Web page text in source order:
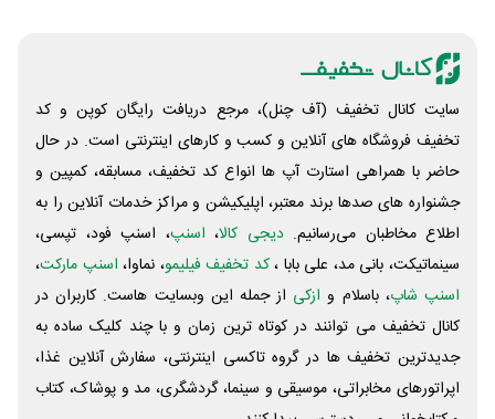
سایت کانال تخفیف (آف چنل)، مرجع دریافت رایگان کوپن و کد
تخفیف فروشگاه های آنلاین و کسب و‌ کارهای اینترنتی است. در حال
حاضر با همراهی استارت آپ ها انواع کد تخفیف، مسابقه، کمپین و
جشنواره های صدها برند معتبر، اپلیکیشن و مراکز خدمات آنلاین را به
اطلاع مخاطبان می‌رسانیم. دیجی کالا، اسنپ، اسنپ فود، تپسی،
سینماتیکت، بانی مد، علی‌ بابا ،کد تخفیف فیلیمو، نماوا، اسنپ مارکت،
اسنپ شاپ، باسلام و ازکی از جمله این وبسایت ‌هاست. کاربران در
کانال تخفیف می توانند در کوتاه ترین زمان و با چند کلیک ساده به
جدیدترین تخفیف ها در گروه تاکسی اینترنتی، سفارش آنلاین غذا،
اپراتورهای مخابراتی، موسیقی و سینما، گردشگری، مد و پوشاک، کتاب